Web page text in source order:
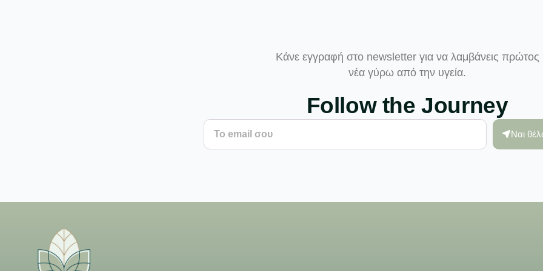
Κάνε εγγραφή στο newsletter για να λαμβάνεις πρώτος
νέα γύρω από την υγεία.
Follow the Journey
Ναι